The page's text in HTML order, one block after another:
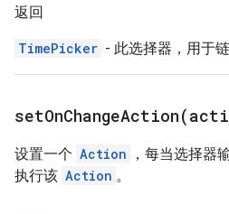
返回
TimePicker - 此选择器，用于链
setOnChangeAction(
设置一个 Action
，每当选择器
执行该 Action 。